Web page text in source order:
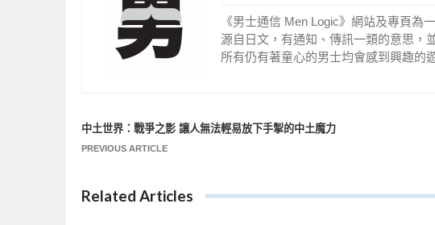
《男士通信 Men Logic》網站及專頁為
源自日文，有通知、傳訊一類的意思，
所有仍有著童心的男士均會感到興趣的
文
覽
中土世界：戰爭之影 讓人無法輕易放下手掣的中土魔力
PREVIOUS ARTICLE
Related Articles